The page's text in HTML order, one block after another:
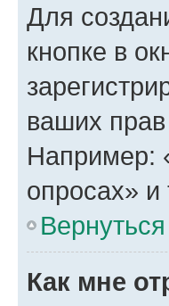
Для
кнопке в
ваших
Например:
опросах» и
Как мне